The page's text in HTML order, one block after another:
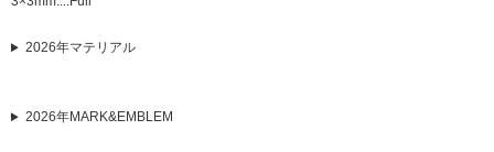
2026年マテリアル
2026年MARK&EMBLEM